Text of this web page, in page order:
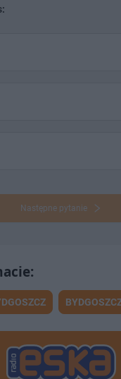
Następne pytanie